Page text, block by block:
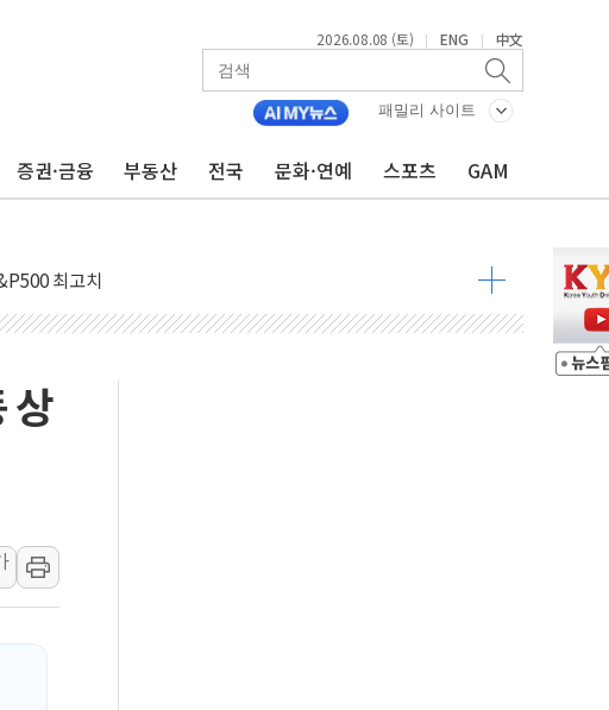
2026.08.08 (토) | ENG | 中文
패밀리 사이트
증권·금융 부동산 전국 문화·연예 스포츠 GAM
역전 vs 정청래 격차 확대'
최고치
혹 소명" 요구
망 우세
스라엘·이란 위협에 맞설 자체 억지력 강화
'올스톱'… 美 해상봉쇄 영향
나" 촉각
에 반도체주 '활짝'
상